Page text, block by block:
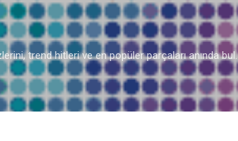
atla
trend hitleri ve en popüler parçaları anında bul.